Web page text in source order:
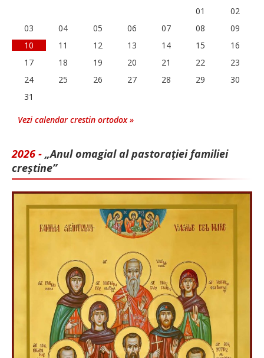
01
02
03
04 05 06 07 08
09
10
11 12 13 14 15
16
17
18 19 20 21 22
23
24
25 26 27 28 29
30
31
Vezi calendar crestin ortodox »
2026 - „Anul omagial al pastorației familiei
creștine”